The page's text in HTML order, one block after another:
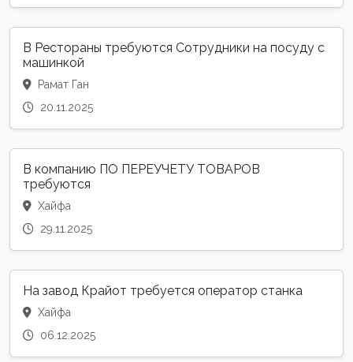
В Рестораны требуются Сотрудники на посуду с
машинкой
Рамат Ган
20.11.2025
В компанию ПО ПЕРЕУЧЕТУ ТОВАРОВ
требуются
Хайфа
29.11.2025
На завод Крайот требуется оператор станка
Хайфа
06.12.2025